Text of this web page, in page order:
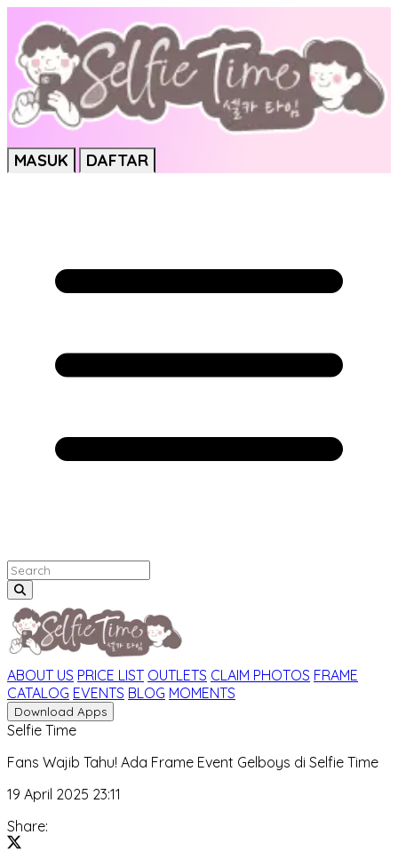
MASUK DAFTAR
ABOUT US PRICE LIST OUTLETS CLAIM PHOTOS FRAME
CATALOG EVENTS BLOG MOMENTS
Download Apps
Selfie Time
Fans Wajib Tahu! Ada Frame Event Gelboys di Selfie Time
19 April 2025 23:11
Share: